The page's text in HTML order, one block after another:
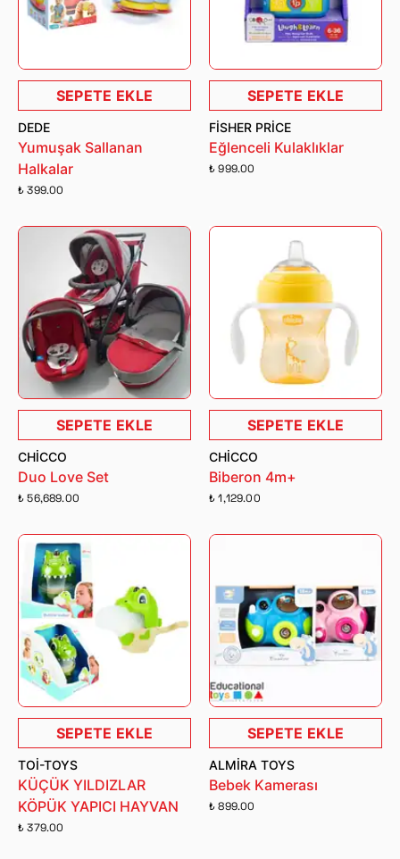
SEPETE EKLE
DEDE
Yumuşak Sallanan
Halkalar
₺ 399.00
SEPETE EKLE
FISHER PRICE
Eğlenceli Kulaklıklar
₺ 999.00
SEPETE EKLE
CHICCO
Duo Love Set
₺ 56,689.00
SEPETE EKLE
CHICCO
Biberon 4m+
₺ 1,129.00
SEPETE EKLE
TOI-TOYS
KÜÇÜK YILDIZLAR
KÖPÜK YAPICI HAYVAN
₺ 379.00
SEPETE EKLE
ALMIRA TOYS
Bebek Kamerası
₺ 899.00